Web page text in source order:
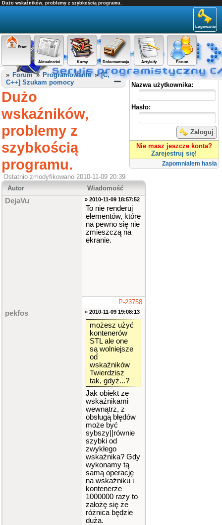
Dużo wskaźników, problemy z szybkością programu.
Logowanie
Start
Aktualności Kursy Dokumentacja Artykuły Forum
Panel użytkownika
Nazwa użytkownika:
Hasło:
Zaloguj
Nie masz jeszcze konta?
Zarejestruj się!
Zapomniałem hasła
» Forum» Programowanie»[C,
C++] Szukam pomocy
Dużo
wskaźników,
problemy z
szybkością
programu.
Ostatnio zmodyfikowano 2010-11-09 20:39
Autor
Wiadomość
DejaVu » 2010-11-09 18:57:52
To nie renderuj
elementów, które
na pewno się nie
zmieszczą na
ekranie.
P-23758
pekfos » 2010-11-09 19:08:13
możesz użyć
kontenerów
STL ale one
są wolniejsze
od
wskaźników
Twierdzisz
tak, gdyż...?
Jak obiekt ze
wskaźnikami
wewnątrz, z
obsługą błędów
może być
sybszy||równie
szybki od
zwykłego
wskaźnika? Gdy
wykonamy tą
samą operację
na wskaźniku i
kontenerze
1000000 razy to
założę się że
różnica będzie
duża.